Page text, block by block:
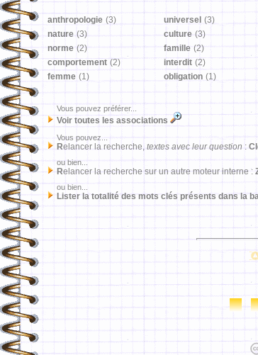
anthropologie (3) universel (3)
nature (3) culture (3)
norme (2) famille (2)
comportement (2) interdit (2)
femme (1) obligation (1)
Vous pouvez préférer...
Voir toutes les associations
Vous pouvez...
Relancer la recherche, textes avec leur question :
ou bien...
Relancer la recherche sur un autre moteur interne :
ou bien...
Lister la totalité des mots clés présents dans la